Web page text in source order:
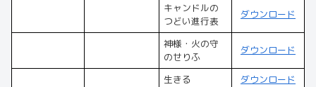
キャンドルの
つどい進行表
ダウンロード
神様・火の守
のせりふ
ダウンロード
生きる ダウンロード